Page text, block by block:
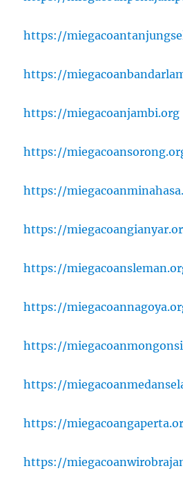
https://
https://
https://miegacoanjambi.org
https://
https://
https://
https://
https://
https://
https://
https://
https://